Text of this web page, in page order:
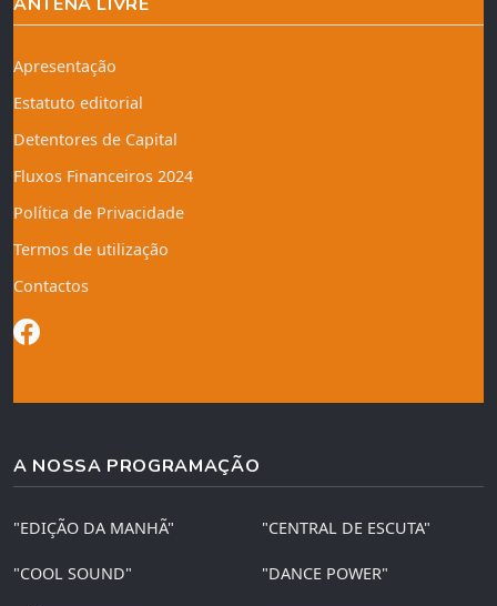
Apresentação
Estatuto editorial
Detentores de Capital
Fluxos Financeiros 2024
Política de Privacidade
Termos de utilização
Contactos
A NOSSA PROGRAMAÇÃO
"EDIÇÃO DA MANHÃ" "CENTRAL DE ESCUTA"
"COOL SOUND" "DANCE POWER"